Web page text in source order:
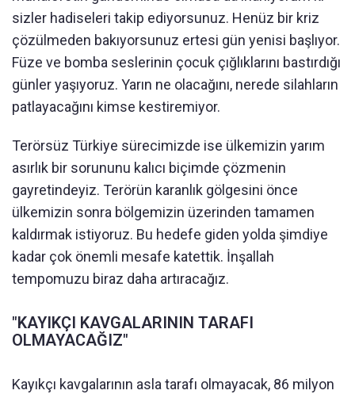
sizler hadiseleri takip ediyorsunuz. Henüz bir kriz
çözülmeden bakıyorsunuz ertesi gün yenisi başlıyor.
Füze ve bomba seslerinin çocuk çığlıklarını bastırdığı
günler yaşıyoruz. Yarın ne olacağını, nerede silahların
patlayacağını kimse kestiremiyor.
Terörsüz Türkiye sürecimizde ise ülkemizin yarım
asırlık bir sorununu kalıcı biçimde çözmenin
gayretindeyiz. Terörün karanlık gölgesini önce
ülkemizin sonra bölgemizin üzerinden tamamen
kaldırmak istiyoruz. Bu hedefe giden yolda şimdiye
kadar çok önemli mesafe katettik. İnşallah
tempomuzu biraz daha artıracağız.
"KAYIKÇI KAVGALARININ TARAFI
OLMAYACAĞIZ"
Kayıkçı kavgalarının asla tarafı olmayacak, 86 milyon